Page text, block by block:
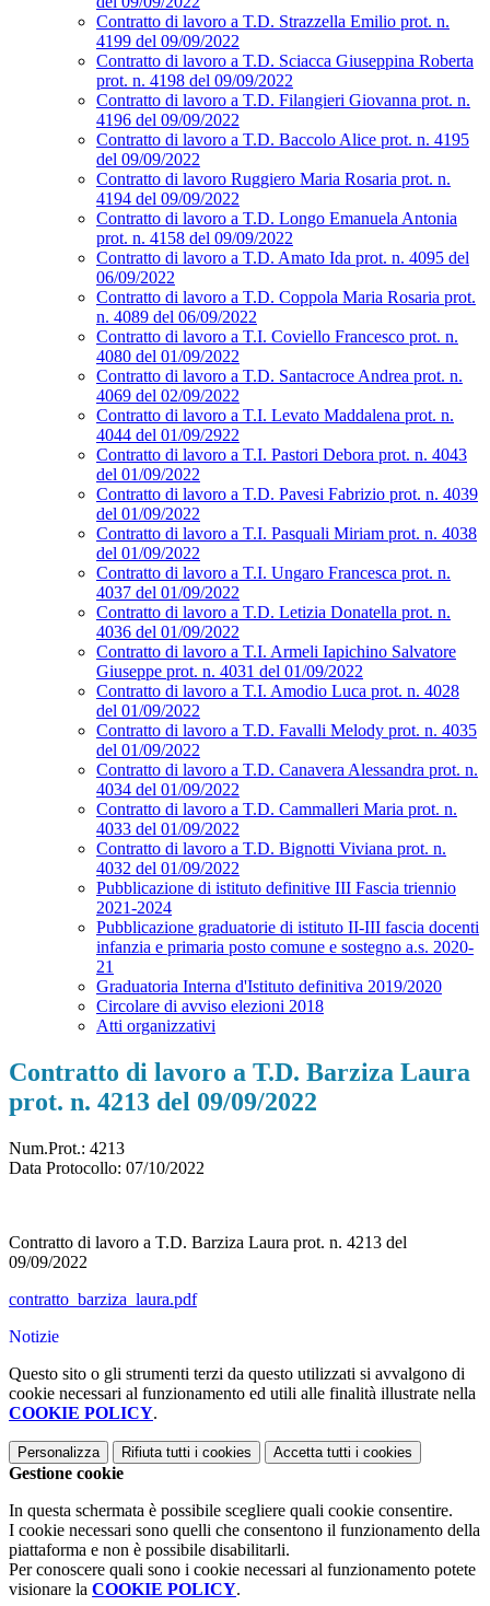
Contratto di lavoro a T.D. Strazzella Emilio prot. n.
4199 del 09/09/2022
Contratto di lavoro a T.D. Sciacca Giuseppina Roberta
prot. n. 4198 del 09/09/2022
Contratto di lavoro a T.D. Filangieri Giovanna prot. n.
4196 del 09/09/2022
Contratto di lavoro a T.D. Baccolo Alice prot. n. 4195
del 09/09/2022
Contratto di lavoro Ruggiero Maria Rosaria prot. n.
4194 del 09/09/2022
Contratto di lavoro a T.D. Longo Emanuela Antonia
prot. n. 4158 del 09/09/2022
Contratto di lavoro a T.D. Amato Ida prot. n. 4095 del
06/09/2022
Contratto di lavoro a T.D. Coppola Maria Rosaria prot.
n. 4089 del 06/09/2022
Contratto di lavoro a T.I. Coviello Francesco prot. n.
4080 del 01/09/2022
Contratto di lavoro a T.D. Santacroce Andrea prot. n.
4069 del 02/09/2022
Contratto di lavoro a T.I. Levato Maddalena prot. n.
4044 del 01/09/2922
Contratto di lavoro a T.I. Pastori Debora prot. n. 4043
del 01/09/2022
Contratto di lavoro a T.D. Pavesi Fabrizio prot. n. 4039
del 01/09/2022
Contratto di lavoro a T.I. Pasquali Miriam prot. n. 4038
del 01/09/2022
Contratto di lavoro a T.I. Ungaro Francesca prot. n.
4037 del 01/09/2022
Contratto di lavoro a T.D. Letizia Donatella prot. n.
4036 del 01/09/2022
Contratto di lavoro a T.I. Armeli Iapichino Salvatore
Giuseppe prot. n. 4031 del 01/09/2022
Contratto di lavoro a T.I. Amodio Luca prot. n. 4028
del 01/09/2022
Contratto di lavoro a T.D. Favalli Melody prot. n. 4035
del 01/09/2022
Contratto di lavoro a T.D. Canavera Alessandra prot. n.
4034 del 01/09/2022
Contratto di lavoro a T.D. Cammalleri Maria prot. n.
4033 del 01/09/2022
Contratto di lavoro a T.D. Bignotti Viviana prot. n.
4032 del 01/09/2022
Pubblicazione di istituto definitive III Fascia triennio
2021-2024
Pubblicazione graduatorie di istituto II-III fascia docenti
infanzia e primaria posto comune e sostegno a.s. 2020-
21
Graduatoria Interna d'Istituto definitiva 2019/2020
Circolare di avviso elezioni 2018
Atti organizzativi
Contratto di lavoro a T.D. Barziza Laura
prot. n. 4213 del 09/09/2022
Num.Prot.: 4213
Data Protocollo: 07/10/2022
Contratto di lavoro a T.D. Barziza Laura prot. n. 4213 del
09/09/2022
contratto_barziza_laura.pdf
Notizie
Questo sito o gli strumenti terzi da questo utilizzati si avvalgono di
cookie necessari al funzionamento ed utili alle finalità illustrate nella
COOKIE POLICY.
Personalizza Rifiuta tutti i cookies Accetta tutti i cookies
Gestione cookie
In questa schermata è possibile scegliere quali cookie consentire.
I cookie necessari sono quelli che consentono il funzionamento della
piattaforma e non è possibile disabilitarli.
Per conoscere quali sono i cookie necessari al funzionamento potete
visionare la COOKIE POLICY.